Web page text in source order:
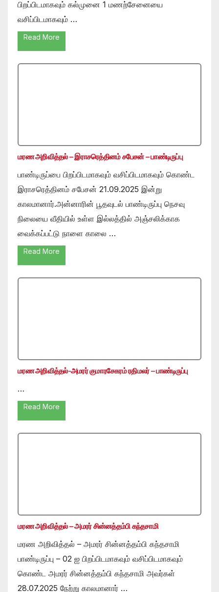
பிறப்பிடமாகவும் கல்முனை 1 மணற்சேனையை
வசிப்பிடமாகவும் …
Read More
மரண அறிவித்தல் – இராசரெத்தினம் சபேசன் – பாண்டிருப்பு
பாண்டிருப்பை பிறப்பிடமாகவும் வசிப்பிடமாகவும் கொண்ட
இராசரெத்தினம் சபேசன் 21.09.2025 இன்று
காலமானார்.அன்னாரின் பூதவுடல் பாண்டிருப்பு நெசவு
நிலையை வீதியில் உள்ள இல்லத்தில் அஞ்சலிக்காக
வைக்கப்பட்டு நாளை காலை …
Read More
மரண அறிவித்தல்-அமரர் குமாரசேகரம் ரதிமலர் – பாண்டிருப்பு
…
Read More
மரண அறிவித்தல் – அமரர் சின்னத்தம்பி கந்தசாமி
மரண அறிவித்தல் – அமரர் சின்னத்தம்பி கந்தசாமி
பாண்டிருப்பு – 02 ஐ பிறப்பிடமாகவும் வசிப்பிடமாகவும்
கொண்ட அமரர் சின்னத்தம்பி கந்தசாமி அவர்கள்
28.07.2025 நேற்று காலமானார் …